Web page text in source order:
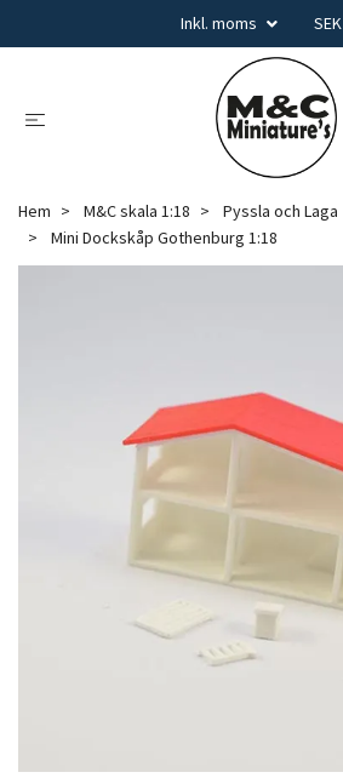
Inkl. moms SEK
Hem M&C skala 1:18 Pyssla och Laga
Mini Dockskåp Gothenburg 1:18